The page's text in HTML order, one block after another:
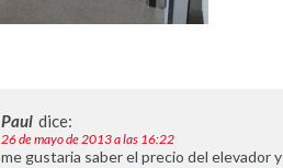
Paul dice:
26 de mayo de 2013 a las 16:22
me gustaria saber el precio del elevador